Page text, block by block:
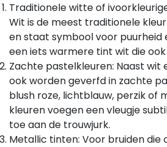
Traditionele witte of
Wit is de meest traditionele
en staat symbool voor puurheid
een iets warmere tint wit die
Zachte pastelkleuren: Naast wit
ook worden geverfd in zachte
blush roze, lichtblauw, perzik of
kleuren voegen een vleugje
toe aan de trouwjurk.
Metallic tinten: Voor bruiden die